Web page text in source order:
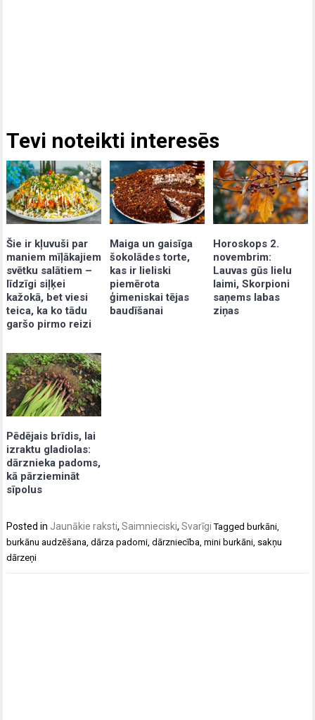
Tevi noteikti interesēs
Šie ir kļuvuši par
maniem mīļākajiem
svētku salātiem –
līdzīgi siļķei
kažokā, bet viesi
teica, ka ko tādu
garšo pirmo reizi
Maiga un gaisīga
šokolādes torte,
kas ir lieliski
piemērota
ģimeniskai tējas
baudīšanai
Horoskops 2.
novembrim:
Lauvas gūs lielu
laimi, Skorpioni
saņems labas
ziņas
Pēdējais brīdis, lai
izraktu gladiolas:
dārznieka padoms,
kā pārziemināt
sīpolus
Posted in Jaunākie raksti,Saimnieciski,Svarīgi Taggedburkāni
burkānu audzēšana ,dārza padomi ,dārzniecība ,mini burkāni sakņu
dārzeņi